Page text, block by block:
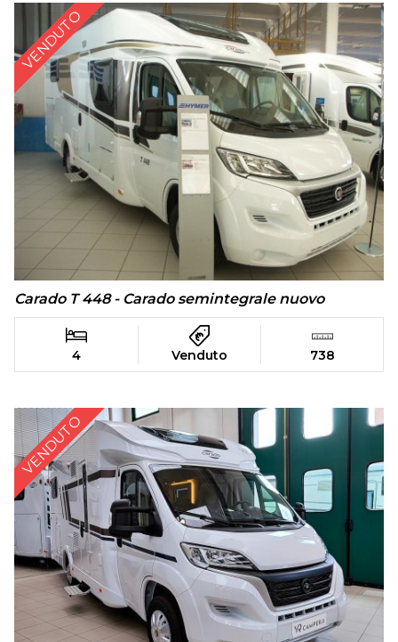
VENDUTO
Carado T 448 - Carado semintegrale nuovo
4 Venduto 738
VENDUTO